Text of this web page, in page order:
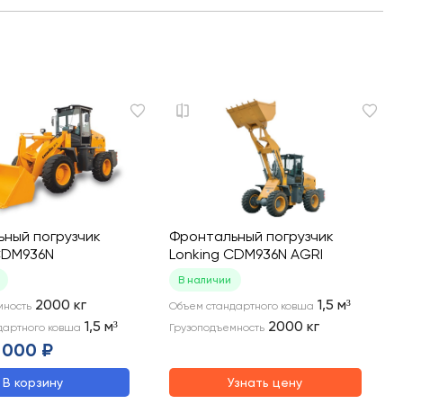
погрузчик
2000 кг
ковша 1,5 м³
000 ₽
В корзину
Фронтальный погрузчик
Lonking CDM936N AGRI
В наличии
Объем стандартного ковша 1,5 м³
Грузоподъемность 2000 кг
Узнать цену